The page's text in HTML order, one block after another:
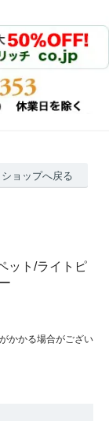
ショップへ戻る
ット/ライトピ
かかる場合がござい